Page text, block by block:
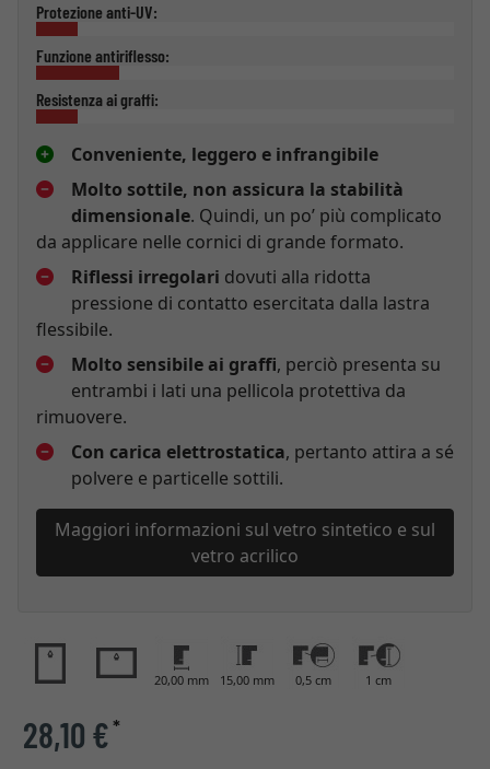
Protezione anti-UV:
Funzione antiriflesso:
Resistenza ai graffi:
Conveniente, leggero e infrangibile
Molto sottile, non assicura la stabilità
dimensionale. Quindi, un po’ più complicato
da applicare nelle cornici di grande formato.
Riflessi irregolari dovuti alla ridotta
pressione di contatto esercitata dalla lastra
flessibile.
Molto sensibile ai graffi, perciò presenta su
entrambi i lati una pellicola protettiva da
rimuovere.
Con carica elettrostatica, pertanto attira a sé
polvere e particelle sottili.
Maggiori informazioni sul vetro sintetico e sul
vetro acrilico
20,00 mm 15,00 mm 0,5 cm 1 cm
28,10 €*